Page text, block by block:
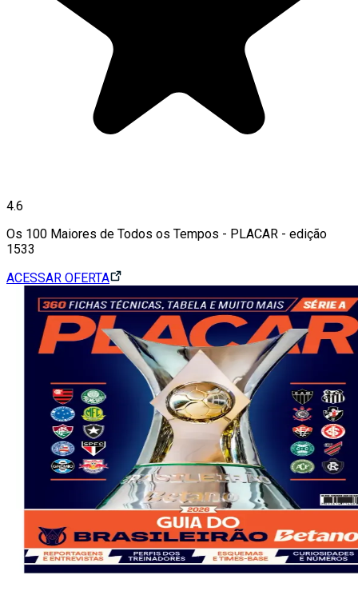
4.6
Os 100 Maiores de Todos os Tempos - PLACAR - edição
1533
ACESSAR OFERTA